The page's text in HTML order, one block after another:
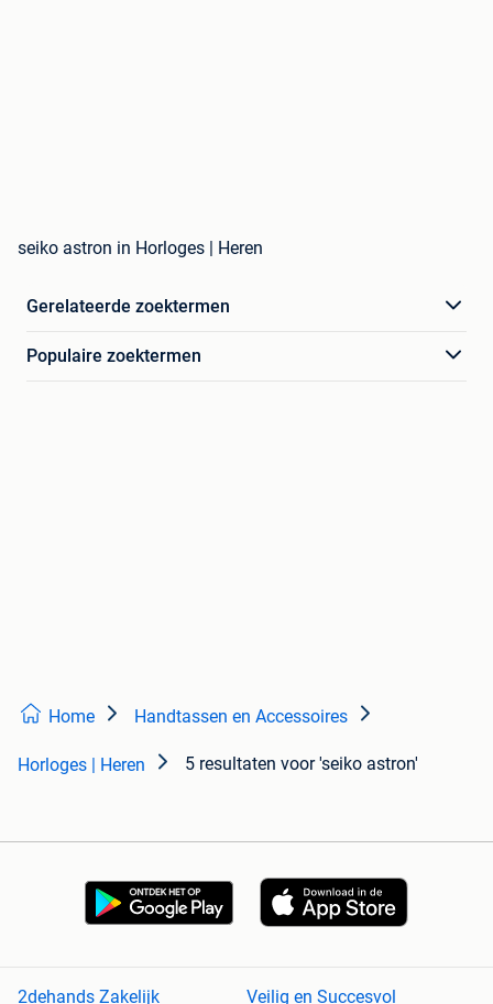
seiko astron in Horloges | Heren
Gerelateerde zoektermen
Populaire zoektermen
Home Handtassen en Accessoires
Horloges | Heren 5 resultaten voor 'seiko astron'
2dehands Zakelijk Veilig en Succesvol